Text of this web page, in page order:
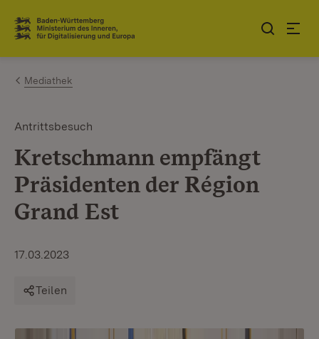
Zum Inhalt springen
Link zur Startseite
Mediathek
Antrittsbesuch
Kretschmann empfängt
Präsidenten der Région
Grand Est
17.03.2023
Teilen